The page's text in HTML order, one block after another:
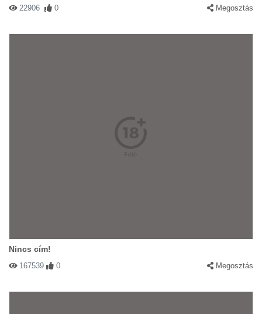
22906 0 Megosztás
Nincs cím!
167539 0 Megosztás